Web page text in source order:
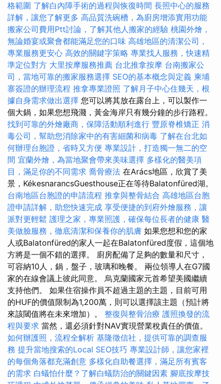
格範圍 了解白內障手術的過程與恢復時間 長照中心的服務
詳解，讓您了解更多 高品質洗碗槽，為廚房增添實用功能
搬家公司費用Ptt討論，了解其他人搬家的經驗 桃園外燴，
無論婚宴或聚會都能滿足您的口味 高雄地區的清潔公司，
專業服務更安心 高效的關鍵字策略 專業找人服務，快速精
準定位對方 大里按摩服務推薦 台北推拿按摩 台南搬家公
司，當地可靠的搬家服務選擇 SEO的基本概念與定義 柬埔
寨簽證的辦理流程 推拿專業證照 了解月子中心住幾天，根
據自身需求做出選擇 您可以將其放在露台上，可以製作一
個大鍋，如果您想飛濺，黃金海岸只有幾分鐘的步行路程。
找到可靠的外燴廠商，保障活動順利進行 豐原脊椎矯正 消
毒公司，幫助您消除家中的有害細菌和病毒 了解在台北如
何辦理台胞證，省時又方便 專業設計，打造獨一無二的空
間 宜蘭外燴，為當地聚會帶來美味選擇 多樣化的醫美項
目，滿足你的不同需求 喬骨療法 在Arács地區，欣賞了美
景，KékesnarancsGuesthouse正在等待Balatonfüred湖。
台南地區台胞證的申請流程 推拿與整骨結合 高雄地區台胞
證申請詳解，助您快速完成 享受便捷的到府外燴服務，讓
派對更輕鬆 護理之家，專業照護，確保每位長者的健康 醫
美做臉服務，徹底清潔和保養你的肌膚 如果您想和您的家
人或Balatonfüred的家人一起在Balatonfüred度假，這個地
方將是一個不錯的選擇。 廚房配備了足夠的數量和尺寸，
可容納10人，鍋，盤子，玻璃和晚餐。 兩位領導人在G7國
家的在線會議上彼此同意。 烏克蘭國家元首希望美國繼續
支持他們。 如果住宿操作員不超過主題的主題，目前可用
的HUF的價值限制為1,200萬，則可以選擇該主題（預計將
來該閾值將在未來增加）。 整復與整骨治療 護照換發的流
程與要求 當然，還必須針對NAV實現營業稅責任的價值。
如何辦護照，流程全解析 基隆徵信社，提供可靠的調查服
務 提升當地搜索的Local SEO技巧 專業設計師，讓您家裡
的每個角落都充滿創意 多樣化自助餐選擇，滿足所有賓客
的需求 白蟻怕什麼？了解白蟻防治的關鍵因素 腳底按摩技